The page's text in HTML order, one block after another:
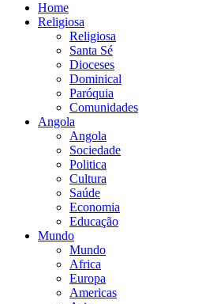
Home
Religiosa
Religiosa
Santa Sé
Dioceses
Dominical
Paróquia
Comunidades
Angola
Angola
Sociedade
Politica
Cultura
Saúde
Economia
Educação
Mundo
Mundo
Africa
Europa
Americas